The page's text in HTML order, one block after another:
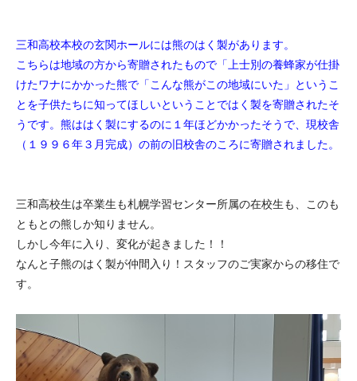
三和高校本校の玄関ホールには熊のはく製があります。
こちらは地域の方から寄贈されたもので「上士別の養蜂家が仕掛
けたワナにかかった熊で「こんな熊がこの地域にいた」というこ
とを子供たちに知ってほしいということではく製を寄贈されたそ
うです。熊ははく製にするのに１年ほどかかったそうで、現校舎
（１９９６年３月完成）の前の旧校舎のころに寄贈されました。
三和高校生は卒業生も札幌学習センター所属の在校生も、このも
ともとの熊しか知りません。
しかし今年に入り、変化が起きました！！
なんと子熊のはく製が仲間入り！スタッフのご実家からの移住で
す。